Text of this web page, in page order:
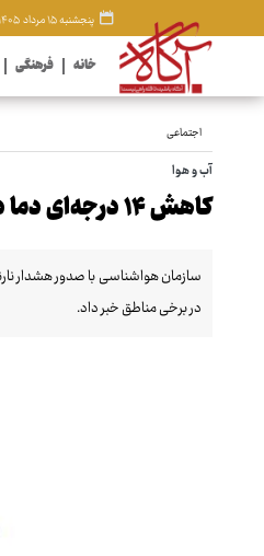
پنجشنبه ۱۵ مرداد ۱۴۰۵
خانه فرهنگی
اجتماعی
آب و هوا
کاهش ۱۴ درجه‌ای دما در برخی استان‌ها
سازمان هواشناسی با صدور هشدار
در برخی مناطق خبر داد.